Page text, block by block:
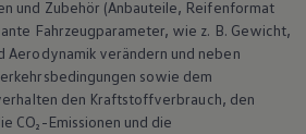
und Zubehör (Anbauteile, Reifenformat
Fahrzeugparameter, wie z. B. Gewicht,
Aerodynamik verändern und neben
sowie dem
den Kraftstoffverbrauch, den
CO₂-Emissionen und die